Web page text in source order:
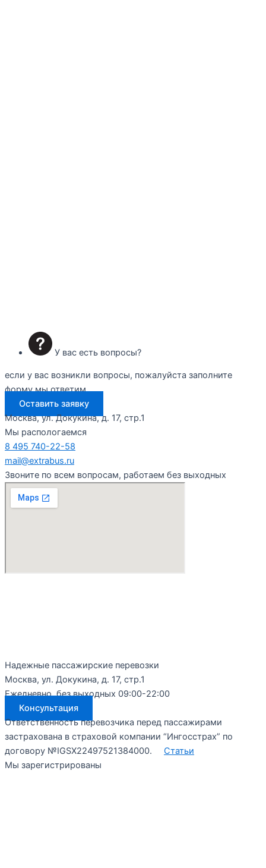
У вас есть вопросы?
если у вас возникли вопросы, пожалуйста заполните
форму мы ответим
Оставить заявку
Москва, ул. Докукина, д. 17, стр.1
Мы распологаемся
8 495 740-22-58
mail@extrabus.ru
Звоните по всем вопросам, работаем без выходных
Надежные пассажирские перевозки
Москва, ул. Докукина, д. 17, стр.1
Ежедневно, без выходных 09:00-22:00
Консультация
Ответственность перевозчика перед пассажирами
застрахована в страховой компании “Ингосстрах” по
договору №IGSX22497521384000. Статьи
Мы зарегистрированы